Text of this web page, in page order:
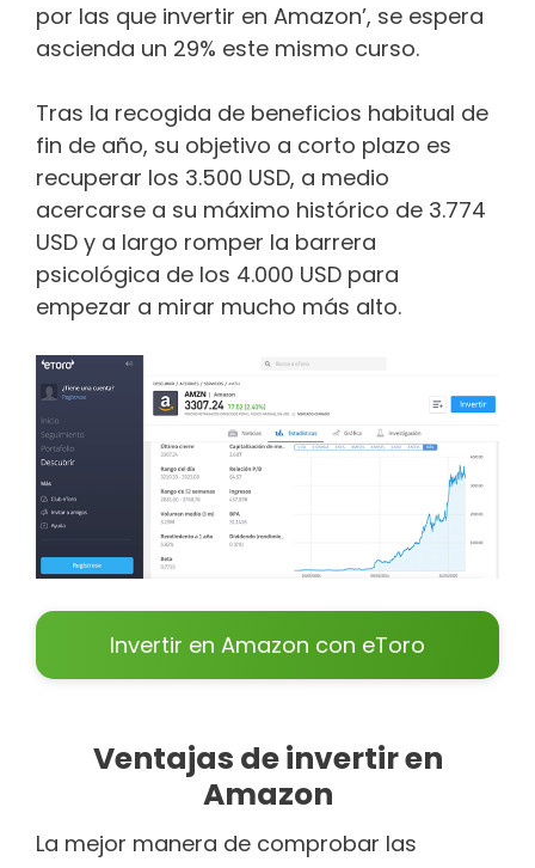
por las que invertir en Amazon’, se espera
ascienda un 29% este mismo curso.
Tras la recogida de beneficios habitual de
fin de año, su objetivo a corto plazo es
recuperar los 3.500 USD, a medio
acercarse a su máximo histórico de 3.774
USD y a largo romper la barrera
psicológica de los 4.000 USD para
empezar a mirar mucho más alto.
Invertir en Amazon con eToro
Ventajas de invertir en
Amazon
La mejor manera de comprobar las